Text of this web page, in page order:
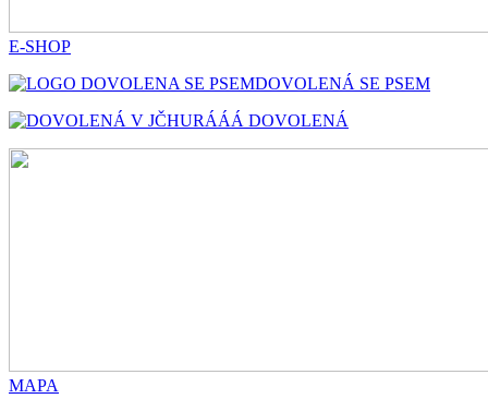
E-SHOP
DOVOLENÁ SE PSEM
HURÁÁÁ DOVOLENÁ
MAPA